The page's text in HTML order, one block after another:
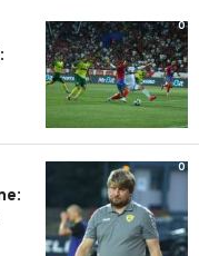
0
0